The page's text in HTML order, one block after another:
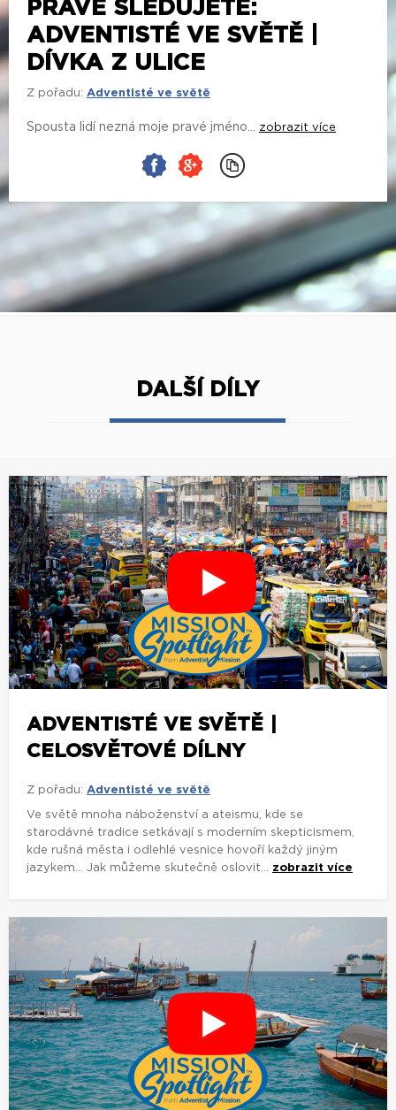
PRÁVĚ SLEDUJETE:
ADVENTISTÉ VE SVĚTĚ |
DÍVKA Z ULICE
Z pořadu: Adventisté ve světě
Spousta lidí nezná moje pravé jméno... zobrazit více
DALŠÍ DÍLY
ADVENTISTÉ VE SVĚTĚ |
CELOSVĚTOVÉ DÍLNY
Z pořadu: Adventisté ve světě
Ve světě mnoha náboženství a ateismu, kde se
starodávné tradice setkávají s moderním skepticismem,
kde rušná města i odlehlé vesnice hovoří každý jiným
jazykem... Jak můžeme skutečně oslovit... zobrazit více